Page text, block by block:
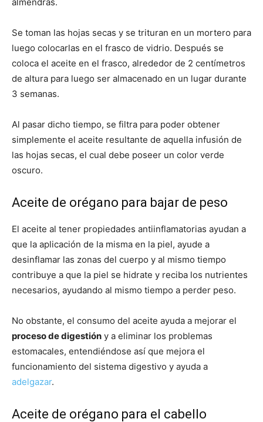
Se toman las hojas secas y se trituran en un mortero para
luego colocarlas en el frasco de vidrio. Después se
coloca el aceite en el frasco, alrededor de 2 centímetros
de altura para luego ser almacenado en un lugar durante
3 semanas.
Al pasar dicho tiempo, se filtra para poder obtener
simplemente el aceite resultante de aquella infusión de
las hojas secas, el cual debe poseer un color verde
oscuro.
Aceite de orégano para bajar de peso
El aceite al tener propiedades antiinflamatorias ayudan a
que la aplicación de la misma en la piel, ayude a
desinflamar las zonas del cuerpo y al mismo tiempo
contribuye a que la piel se hidrate y reciba los nutrientes
necesarios, ayudando al mismo tiempo a perder peso.
No obstante, el consumo del aceite ayuda a mejorar el
proceso de digestión y a eliminar los problemas
estomacales, entendiéndose así que mejora el
funcionamiento del sistema digestivo y ayuda a
adelgazar.
Aceite de orégano para el cabello